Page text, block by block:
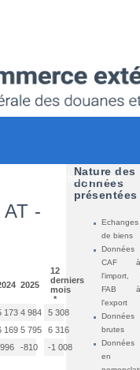
Téléchargement
Nature des
données
présentées
Echanges
de biens
Données
CAF à
l'import,
FAB à
l'export
Données
brutes
Données
en
-
2025
12
derniers
mois
*
173 4 984
5 308
169 5 795
6 316
-810
-1 008